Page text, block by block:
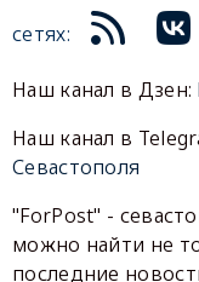
сетях:
Наш канал в Дзен:
Наш канал в
Севастополя
"ForPost" -
можно найти не
последние